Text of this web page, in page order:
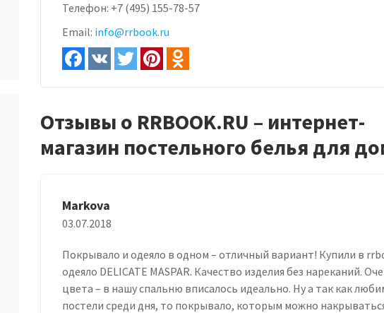
Телефон: +7 (495) 155-78-57
Email: info@rrbook.ru
Отзывы о RRBOOK.RU – интернет-
магазин постельного белья для
Markova
03.07.2018
Покрывало и одеяло в одном – отличный вариант! Купили в
одеяло DELICATE MASPAR. Качество изделия без нареканий.
цвета – в нашу спальню вписалось идеально. Ну а так как
постели среди дня, то покрывало, которым можно